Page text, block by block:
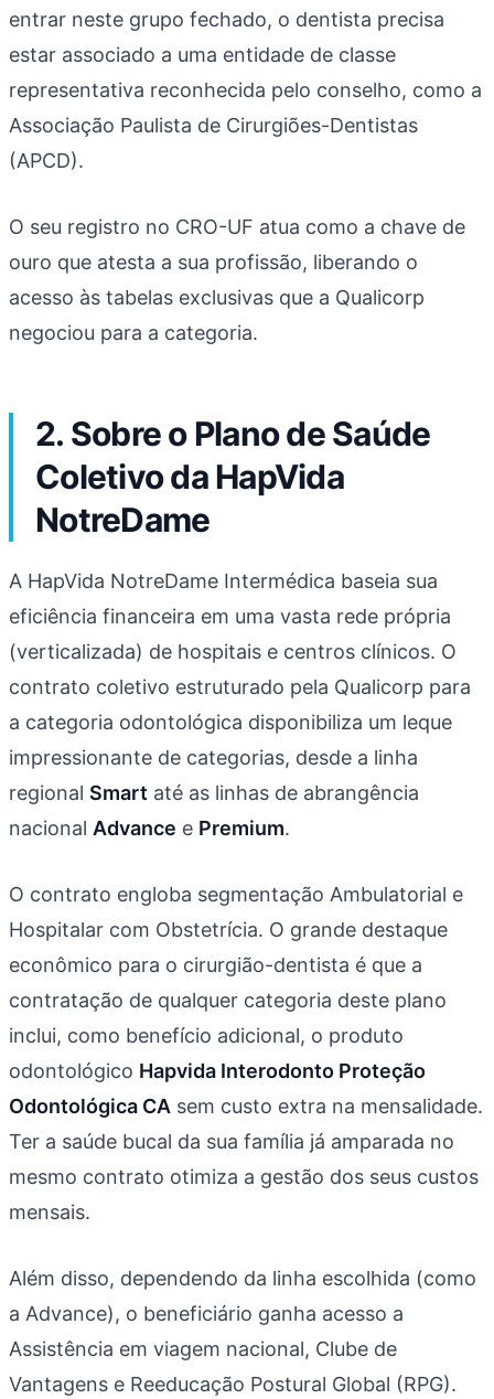
entrar neste grupo fechado, o dentista precisa
estar associado a uma entidade de classe
representativa reconhecida pelo conselho, como a
Associação Paulista de Cirurgiões-Dentistas
(APCD).
O seu registro no CRO-UF atua como a chave de
ouro que atesta a sua profissão, liberando o
acesso às tabelas exclusivas que a Qualicorp
negociou para a categoria.
2. Sobre o Plano de Saúde
Coletivo da HapVida
NotreDame
A HapVida NotreDame Intermédica baseia sua
eficiência financeira em uma vasta rede própria
(verticalizada) de hospitais e centros clínicos. O
contrato coletivo estruturado pela Qualicorp para
a categoria odontológica disponibiliza um leque
impressionante de categorias, desde a linha
regional Smart até as linhas de abrangência
nacional Advance e Premium.
O contrato engloba segmentação Ambulatorial e
Hospitalar com Obstetrícia. O grande destaque
econômico para o cirurgião-dentista é que a
contratação de qualquer categoria deste plano
inclui, como benefício adicional, o produto
odontológico Hapvida Interodonto Proteção
Odontológica CA sem custo extra na mensalidade.
Ter a saúde bucal da sua família já amparada no
mesmo contrato otimiza a gestão dos seus custos
mensais.
Além disso, dependendo da linha escolhida (como
a Advance), o beneficiário ganha acesso a
Assistência em viagem nacional, Clube de
Vantagens e Reeducação Postural Global (RPG).